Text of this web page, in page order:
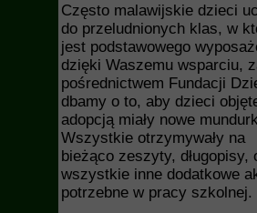
Często malawijskie dzieci
do przeludnionych klas, w
jest podstawowego
dzięki Waszemu wsparciu,
pośrednictwem Fundacji
dbamy o to, aby dzieci
adopcją miały nowe
Wszystkie otrzymywały na
bieżąco zeszyty, długopisy,
wszystkie inne dodatkowe
potrzebne w pracy szkolnej.